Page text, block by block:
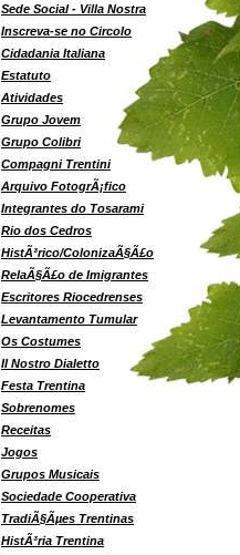
Sede Social - Villa Nostra
Inscreva-se no Circolo
Cidadania Italiana
Estatuto
Atividades
Grupo Jovem
Grupo Colibri
Compagni Trentini
Arquivo FotogrÃ¡fico
Integrantes do Tosarami
Rio dos Cedros
HistÃ³rico/ColonizaÃ§Ã£o
RelaÃ§Ã£o de Imigrantes
Escritores Riocedrenses
Levantamento Tumular
Os Costumes
Il Nostro Dialetto
Festa Trentina
Sobrenomes
Receitas
Jogos
Grupos Musicais
Sociedade Cooperativa
TradiÃ§Ãµes Trentinas
HistÃ³ria Trentina